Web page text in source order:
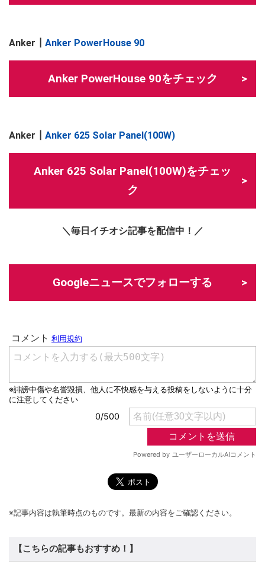
Anker┃ Anker PowerHouse 90
Anker PowerHouse 90をチェック
Anker┃ Anker 625 Solar Panel(100W)
Anker 625 Solar Panel(100W)をチェッ
ク
＼毎日イチオシ記事を配信中！／
Googleニュースでフォローする
※記事内容は執筆時点のものです。最新の内容をご確認ください。
【こちらの記事もおすすめ！】